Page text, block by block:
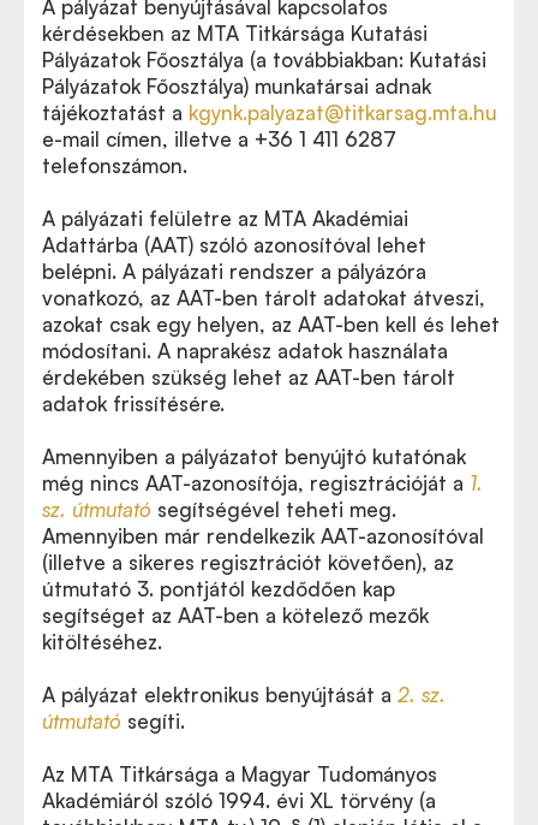
A pályázat benyújtásával kapcsolatos
kérdésekben az MTA Titkársága Kutatási
Pályázatok Főosztálya (a továbbiakban: Kutatási
Pályázatok Főosztálya) munkatársai adnak
tájékoztatást a kgynk.palyazat@titkarsag.mta.hu
e-mail címen, illetve a +36 1 411 6287
telefonszámon.
A pályázati felületre az MTA Akadémiai
Adattárba (AAT) szóló azonosítóval lehet
belépni. A pályázati rendszer a pályázóra
vonatkozó, az AAT-ben tárolt adatokat átveszi,
azokat csak egy helyen, az AAT-ben kell és lehet
módosítani. A naprakész adatok használata
érdekében szükség lehet az AAT-ben tárolt
adatok frissítésére.
Amennyiben a pályázatot benyújtó kutatónak
még nincs AAT-azonosítója, regisztrációját a 1.
sz. útmutató segítségével teheti meg.
Amennyiben már rendelkezik AAT-azonosítóval
(illetve a sikeres regisztrációt követően), az
útmutató 3. pontjától kezdődően kap
segítséget az AAT-ben a kötelező mezők
kitöltéséhez.
A pályázat elektronikus benyújtását a 2. sz.
útmutató segíti.
Az MTA Titkársága a Magyar Tudományos
Akadémiáról szóló 1994. évi XL törvény (a